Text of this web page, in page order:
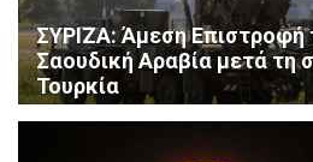
ΣΥΡΙΖΑ: Άμεση
Σαουδική Αραβία μετά τη
Τουρκία